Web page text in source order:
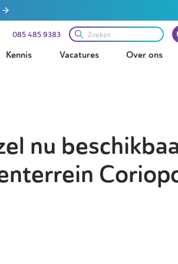
085 485 9383
Kennis Vacatures Over ons
nu